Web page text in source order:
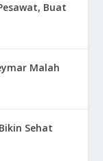
Buat
Malah
Sehat